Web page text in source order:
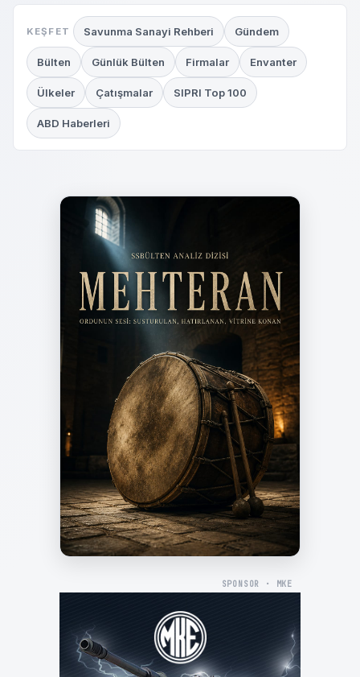
KEŞFET Savunma Sanayi Rehberi Gündem
Bülten Günlük Bülten Firmalar Envanter
Ülkeler Çatışmalar SIPRI Top 100
ABD Haberleri
SPONSOR · MKE